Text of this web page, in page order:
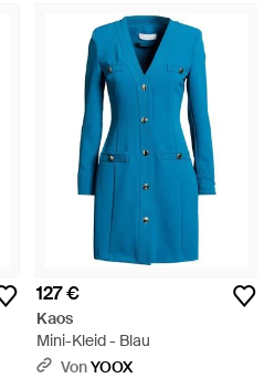
127 €
Kaos
Mini-Kleid - Blau
VonYOOX